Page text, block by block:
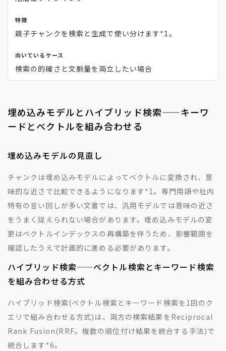
親子チャンクを検索と生成で使い分けます*1。
検索の的確さと文脈量を両立したい場合
埋め込みモデルとハイブリッド検索——キーワ
ードとベクトルを組み合わせる
埋め込みモデルの見直し
チャンクは埋め込みモデルによってベクトルに変換され、意
味的な近さで比較できるようになります*1。専門用語や社内
特有の言い回しが多い文書では、汎用モデルでは意味の近さ
をうまく捉えられない場合があります。埋め込みモデルの変
更はベクトルインデックスの再構築を伴うため、影響範囲を
確認したうえで計画的に進める必要があります。
ハイブリッド検索——ベクトル検索とキーワード検索
を組み合わせる方式
ハイブリッド検索(ベクトル検索とキーワード検索を1回のク
エリで組み合わせる方式)は、両方の検索結果をReciprocal
Rank Fusion(RRF。複数の順位付け結果を統合する手法)で
統合します *6。